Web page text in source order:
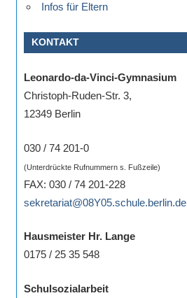
Infos für Eltern
KONTAKT
Leonardo-da-Vinci-Gymnasium
Christoph-Ruden-Str. 3,
12349 Berlin
030 / 74 201-0
(Unterdrückte Rufnummern s. Fußzeile)
FAX: 030 / 74 201-228
sekretariat@08Y05.schule.berlin.de
Hausmeister Hr. Lange
0175 / 25 35 548
Schulsozialarbeit